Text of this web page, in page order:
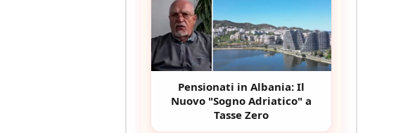
Pensionati in Albania: Il
Nuovo "Sogno Adriatico" a
Tasse Zero